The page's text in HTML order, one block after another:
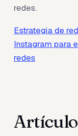
redes.
Estrategia de
Instagram para
redes